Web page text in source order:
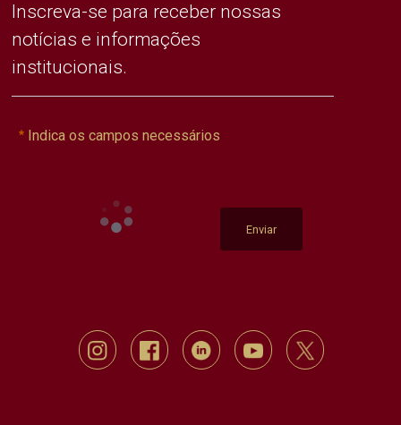
Inscreva-se para receber nossas
notícias e informações
institucionais.
Indica os campos necessários
Enviar